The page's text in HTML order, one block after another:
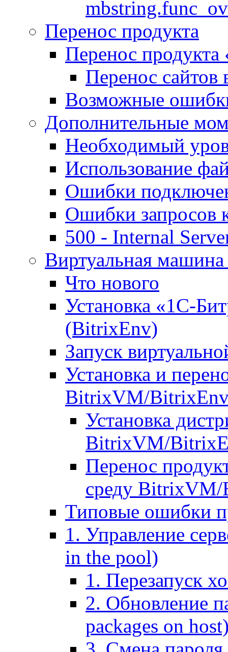
Перенос продукта
Перенос продукта
Перенос сайтов
Возможные
Дополнительные
Необходимый
Использование
Ошибки
Ошибки запросов
500 - Internal
Виртуальная
Что нового
Установка «1С-
(BitrixEnv)
Запуск
Установка и
BitrixVM/
Установка
BitrixVM/
Перенос
среду
Типовые ошибки
1. Управление
in the pool)
1. Перезапуск
2. Обновление
packages on